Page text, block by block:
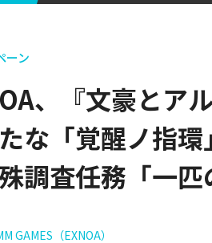
ーン
、『文豪とア
な「覚醒ノ指
殊調査任務「一
GAMES（EXNOA）